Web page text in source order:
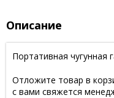
Описание
Портативная чугунная
Отложите товар в
с вами свяжется